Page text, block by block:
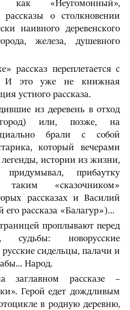
как «Неугомонный»,
о столкновении
наивного деревенского
железа, душевного
рассказ переплетается с
И это уже не книжная
устного рассказа.
из деревень в отход
или, позже, на
брали с собой
который вечерами
легенды, истории из жизни,
прибаутку
«сказочником»
рассказах и Василий
его рассказа «Балагур»)…
проплывают перед
новорусские
сидельцы, палачи и
Народ.
заглавном рассказе –
Герой едет дождливым
в родную деревню,